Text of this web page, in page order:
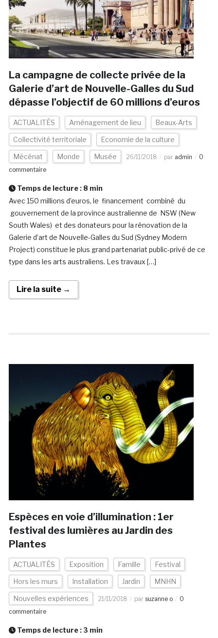
La campagne de collecte privée de la
Galerie d’art de Nouvelle-Galles du Sud
dépasse l’objectif de 60 millions d’euros
ACTUALITÉS Aménagement de lieu Beaux-Arts
Collectivité territoriale Economie de la culture
Mécénat Monde Musée 26/11/2018 par admin
0
commentaire
Temps de lecture : 8 min
Avec 150 millions d’euros, le financement combiné du
gouvernement de la province australienne de NSW (New
South Wales) et des donateurs pour la rénovation de la
Galerie d’art de Nouvelle-Galles du Sud (Sydney Modern
Project) constitue le plus grand partenariat public-privé de ce
type dans les arts australiens. Les travaux […]
Lire la suite →
Espèces en voie d’illumination : 1er
festival des lumières au Jardin des
Plantes
ACTUALITÉS Exposition Famille Festival
Hors les murs Installation Jardin MNHN
Nouvelles expériences 21/11/2018 par suzanne o
0
commentaire
Temps de lecture : 3 min